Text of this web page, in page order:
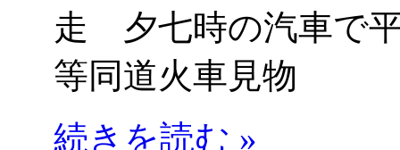
走 夕七時の汽車で
等同道火車見物
続きを読む »